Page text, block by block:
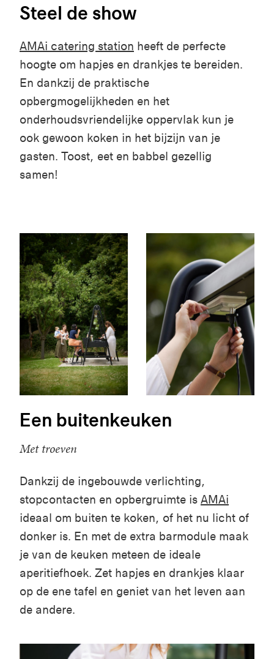
Steel de show
AMAi catering station heeft de perfecte
hoogte om hapjes en drankjes te bereiden.
En dankzij de praktische
opbergmogelijkheden en het
onderhoudsvriendelijke oppervlak kun je
ook gewoon koken in het bijzijn van je
gasten. Toost, eet en babbel gezellig
samen!
Een buitenkeuken
Met troeven
Dankzij de ingebouwde verlichting,
stopcontacten en opbergruimte is AMAi
ideaal om buiten te koken, of het nu licht of
donker is. En met de extra barmodule maak
je van de keuken meteen de ideale
aperitiefhoek. Zet hapjes en drankjes klaar
op de ene tafel en geniet van het leven aan
de andere.